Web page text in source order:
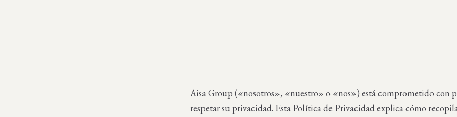
Aisa Group («nosotros», «nuestro» o «nos») está comprometido con
respetar su privacidad. Esta Política de Privacidad explica cómo